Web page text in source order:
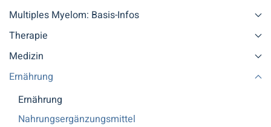
Multiples Myelom: Basis-Infos
Therapie
Medizin
Ernährung
Ernährung
Nahrungsergänzungsmittel